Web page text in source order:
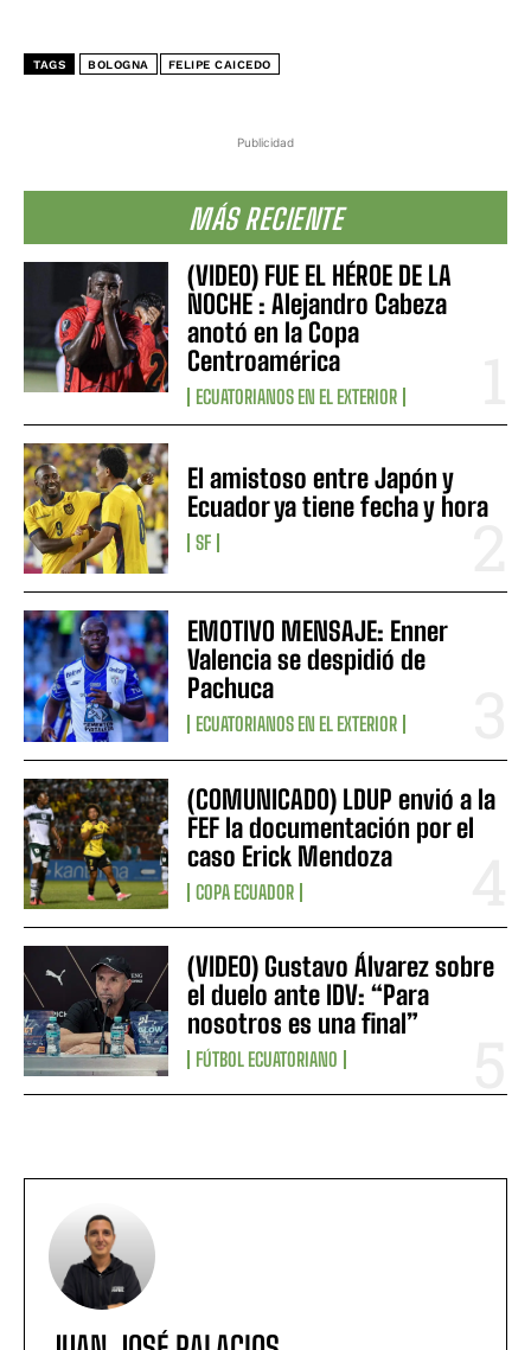
Publicidad
MÁS RECIENTE
(VIDEO) FUE EL HÉROE DE LA
NOCHE : Alejandro Cabeza
anotó en la Copa
Centroamérica
ECUATORIANOS EN EL EXTERIOR
El amistoso entre Japón y
Ecuador ya tiene fecha y hora
SF
EMOTIVO MENSAJE: Enner
Valencia se despidió de
Pachuca
ECUATORIANOS EN EL EXTERIOR
(COMUNICADO) LDUP envió a la
FEF la documentación por el
caso Erick Mendoza
COPA ECUADOR
(VIDEO) Gustavo Álvarez sobre
el duelo ante IDV: “Para
nosotros es una final”
FÚTBOL ECUATORIANO
TAGS BOLOGNA FELIPE CAICEDO